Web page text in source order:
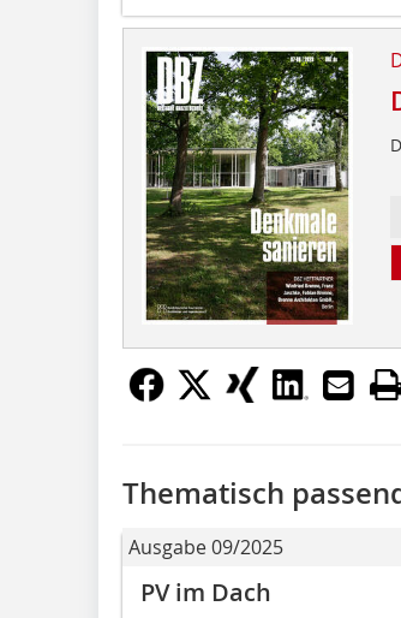
Thematisch
Ausgabe 09/2025
PV im Dach